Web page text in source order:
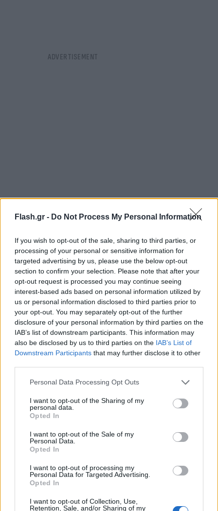
Flash.gr - Do Not Process My Personal Information
If you wish to opt-out of the sale, sharing to third parties, or
processing of your personal or sensitive information for
targeted advertising by us, please use the below opt-out
section to confirm your selection. Please note that after your
opt-out request is processed you may continue seeing
interest-based ads based on personal information utilized by
us or personal information disclosed to third parties prior to
your opt-out. You may separately opt-out of the further
disclosure of your personal information by third parties on the
IAB’s list of downstream participants. This information may
also be disclosed by us to third parties on the IAB’s List of
Downstream Participants that may further disclose it to other
Please note that this website/app uses one or more Google
not limited to your visit or usage behaviour. You may click to
grant or deny consent to Google and its third-party tags to
use your data for below specified purposes in below Google
consent section.
Personal Data Processing Opt Outs
I want to opt-out of the Sharing of my
personal data.
Opted In
I want to opt-out of the Sale of my
Personal Data.
Opted In
I want to opt-out of processing my
Personal Data for Targeted Advertising.
Opted In
I want to opt-out of Collection, Use,
Retention, Sale, and/or Sharing of my
Άνεση εξοπλισμός τεχνολογία
Στο κομμάτι της άνεσης, το AION V κινείται σε
επίπεδα που συναντά κανείς συχνά σε premium
προτάσεις. Πανοραμική ηλιοροφή 2,14 m² με
εμπρός καθίσματα, θερμαινόμενα πίσω καθίσματα,
προηγμένη ηχομόνωση με ακουστικά κρύσταλλα
και ηχοσύστημα «Belgium Premium» με 9 ηχεία
συνθέτουν ένα περιβάλλον ταξιδιού με χαμηλό
έκδοση Luxury προστίθενται δερμάτινες